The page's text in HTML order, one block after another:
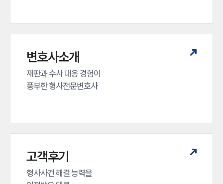
변호사소개
재판과 수사 대응 경험이
풍부한 형사전문변호사
고객후기
형사사건 해결 능력을